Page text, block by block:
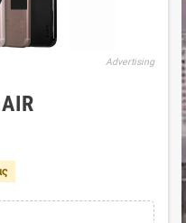
Advertising